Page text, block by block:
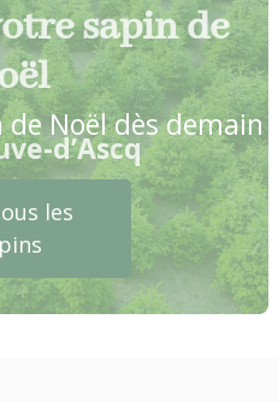
sapin de
de Noël dès demain
d’Ascq
les